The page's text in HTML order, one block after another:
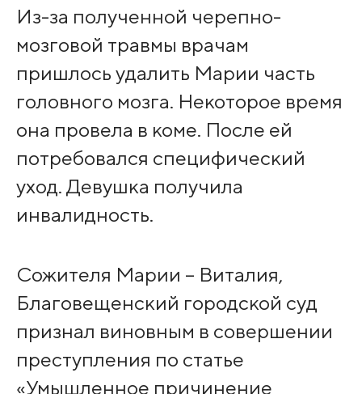
Из-за полученной черепно-
мозговой травмы врачам
пришлось удалить Марии часть
головного мозга. Некоторое время
она провела в коме. После ей
потребовался специфический
уход. Девушка получила
инвалидность.
Сожителя Марии – Виталия,
Благовещенский городской суд
признал виновным в совершении
преступления по статье
«Умышленное причинение